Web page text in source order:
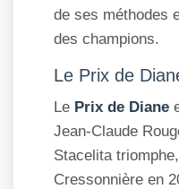
de ses méthodes
des champions.
Le Prix de
Le Prix de Diane
Jean-Claude
Stacelita
Cressonnière en